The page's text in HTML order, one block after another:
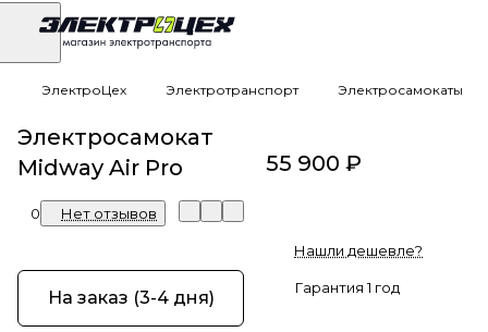
ЭлектроЦех Электротранспорт Электросамокаты
Электросамокат
Midway Air Pro
0 Нет отзывов
На заказ (3-4 дня)
55 900 ₽
Нашли дешевле?
Гарантия 1 год